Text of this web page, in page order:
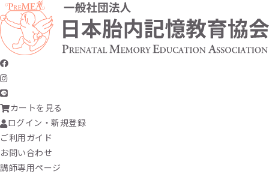
カートを見る
ログイン・新規登録
ご利用ガイド
お問い合わせ
講師専用ページ